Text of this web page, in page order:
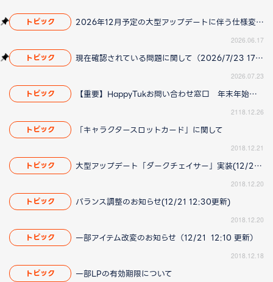
トピック 2026年12月予定の大型アップデートに伴う仕様変更のお知らせ
2026.06.17
トピック 現在確認されている問題に関して（2026/7/23 17:00更新）
2026.07.23
トピック 【重要】HappyTukお問い合わせ窓口 年末年始の営業についてのお知らせ
2118.12.26
トピック 「キャラクタースロットカード」に関して
2018.12.21
トピック 大型アップデート「ダークチェイサー」実装(12/21 12:10更新)
2018.12.20
トピック バランス調整のお知らせ(12/21 12:30更新)
2018.12.20
トピック 一部アイテム改変のお知らせ（12/21 12:10 更新）
2018.12.18
トピック 一部LPの有効期限について